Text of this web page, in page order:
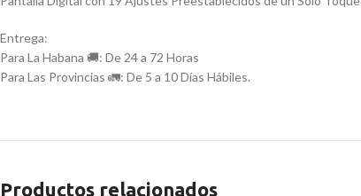
Entrega:
Para La Habana 🚚: De 24 a 72 Horas
Para Las Provincias 🚛: De 5 a 10 Días Hábiles.
Productos relacionados